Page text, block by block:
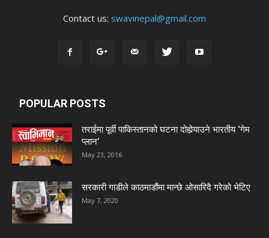
Contact us: swavinepal@gmail.com
POPULAR POSTS
तराईमा पूर्वी पाकिस्तानको घटना दोहोर्‍याउने भारतीय ‘गेम
प्लान’
May 23, 2016
सरकारी गाडीले काठमाडौंमा मान्छे ओसारिदै गरेकाे भेटिए
May 7, 2020